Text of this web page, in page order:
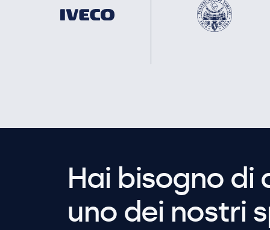
Hai bisogno di
uno dei nostri